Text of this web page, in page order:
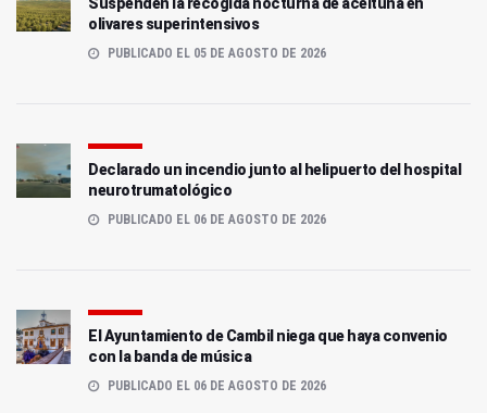
olivares superintensivos
PUBLICADO EL 05 DE AGOSTO DE 2026
Declarado un incendio junto al helipuerto del hospital
neurotrumatológico
PUBLICADO EL 06 DE AGOSTO DE 2026
El Ayuntamiento de Cambil niega que haya convenio
con la banda de música
PUBLICADO EL 06 DE AGOSTO DE 2026